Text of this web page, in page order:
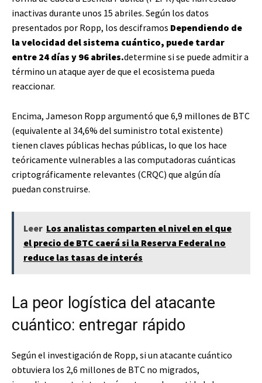
inactivas durante unos 15 abriles. Según los datos
presentados por Ropp, los desciframos Dependiendo de
la velocidad del sistema cuántico, puede tardar
entre 24 días y 96 abriles.determine si se puede admitir a
término un ataque ayer de que el ecosistema pueda
reaccionar.
Encima, Jameson Ropp argumentó que 6,9 ​​millones de BTC
(equivalente al 34,6% del suministro total existente)
tienen claves públicas hechas públicas, lo que los hace
teóricamente vulnerables a las computadoras cuánticas
criptográficamente relevantes (CRQC) que algún día
puedan construirse.
Leer Los analistas comparten el nivel en el que
el precio de BTC caerá si la Reserva Federal no
reduce las tasas de interés
La peor logística del atacante
cuántico: entregar rápido
Según el investigación de Ropp, si un atacante cuántico
obtuviera los 2,6 millones de BTC no migrados,